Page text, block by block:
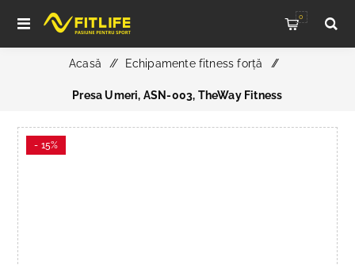
0
Acasă / Echipamente fitness forță /
Presa Umeri, ASN-003, TheWay Fitness
- 15%